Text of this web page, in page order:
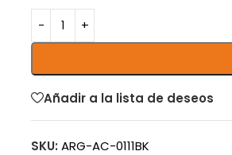
Añadir a la lista de deseos
SKU: ARG-AC-0111BK